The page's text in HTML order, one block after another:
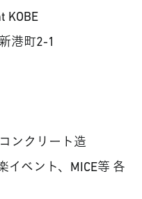
KOBE
港町2-1
ンクリート造
イベント、MICE等 各